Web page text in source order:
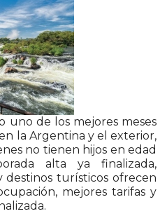
uno de los mejores meses
la Argentina y el exterior,
no tienen hijos en edad
alta ya finalizada,
destinos turísticos ofrecen
mejores tarifas y